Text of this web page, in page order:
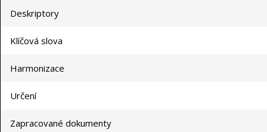
Deskriptory
Klíčová slova
Harmonizace
Určení
Zapracované dokumenty